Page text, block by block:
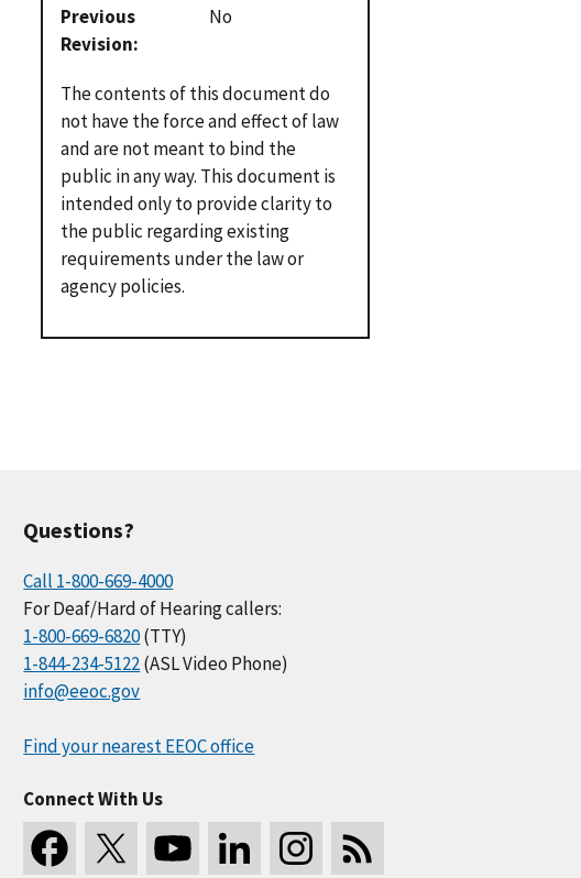
Previous
Revision
No
The contents of this document do
not have the force and effect of law
and are not meant to bind the
public in any way. This document is
intended only to provide clarity to
the public regarding existing
requirements under the law or
agency policies.
Questions?
Call 1-800-669-4000
For Deaf/Hard of Hearing callers:
1-800-669-6820(TTY)
1-844-234-5122(ASL Video Phone)
info@eeoc.gov
Find your nearest EEOC office
Connect With Us